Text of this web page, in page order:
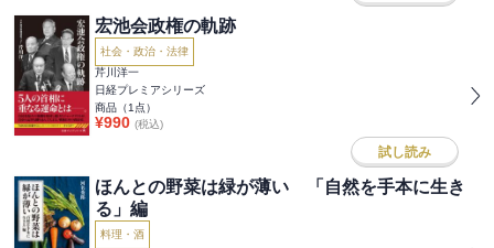
宏池会政権の軌跡
社会・政治・法律
芹川洋一
日経プレミアシリーズ
商品（1 点）
¥990 (税込)
試し読み
ほんとの野菜は緑が薄い 「自然を手本に生き
る」編
料理・酒